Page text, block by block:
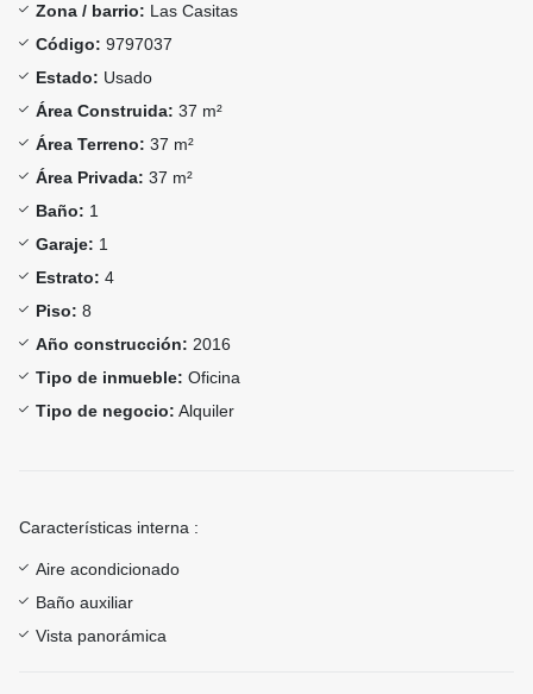
Zona / barrio: Las Casitas
Código: 9797037
Estado: Usado
Área Construida: 37 m²
Área Terreno: 37 m²
Área Privada: 37 m²
Baño: 1
Garaje: 1
Estrato: 4
Piso: 8
Año construcción: 2016
Tipo de inmueble: Oficina
Tipo de negocio: Alquiler
Características interna :
Aire acondicionado
Baño auxiliar
Vista panorámica